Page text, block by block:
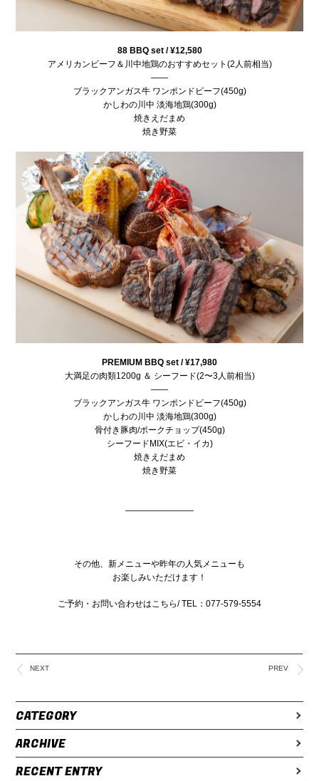
88 BBQ set / ¥12,580
アメリカンビーフ＆川中地鶏のおすすめセット(2人前相当)
——
ブラックアンガス牛 ワンポンドビーフ(450g)
かしわの川中 淡海地鶏(300g)
焼きえだまめ
焼き野菜
PREMIUM BBQ set /¥17,980
大満足の肉類1200g ＆ シーフード(2〜3人前相当)
——
ブラックアンガス牛 ワンポンドビーフ(450g)
かしわの川中 淡海地鶏(300g)
骨付き豚肉/ポークチョップ(450g)
シーフードMIX(エビ・イカ)
焼きえだまめ
焼き野菜
————————
その他、新メニューや昨年の人気メニューも
お楽しみいただけます！
ご予約・お問い合わせはこちら/ TEL：077-579-5554
NEXT PREV
CATEGORY
ARCHIVE
RECENT ENTRY